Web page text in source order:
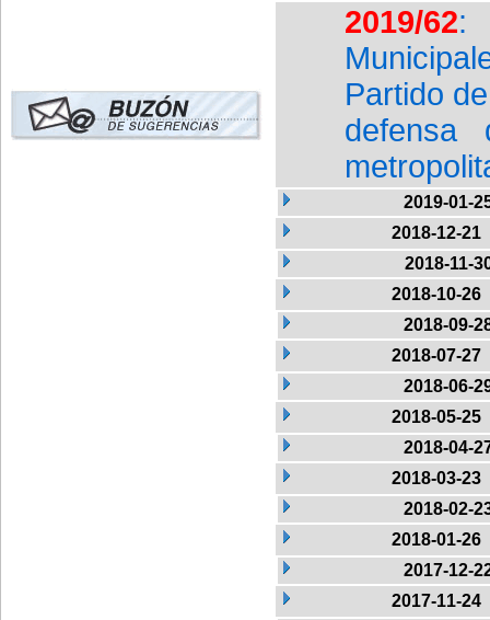
2019/62:
Partido
2019-01-
2018-12-21
2018-11-
2018-10-26
2018-09-
2018-07-27
2018-06-
2018-05-25
2018-04-
2018-03-23
2018-02-
2018-01-26
2017-12-
2017-11-24